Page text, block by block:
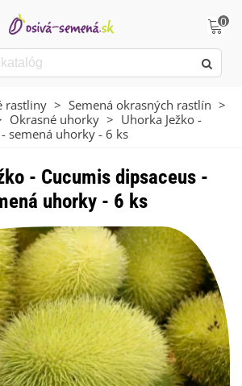
0
rastliny > Semená okrasných rastlín >
Okrasné uhorky > Uhorka Ježko -
semená uhorky - 6 ks
- Cucumis dipsaceus -
uhorky - 6 ks